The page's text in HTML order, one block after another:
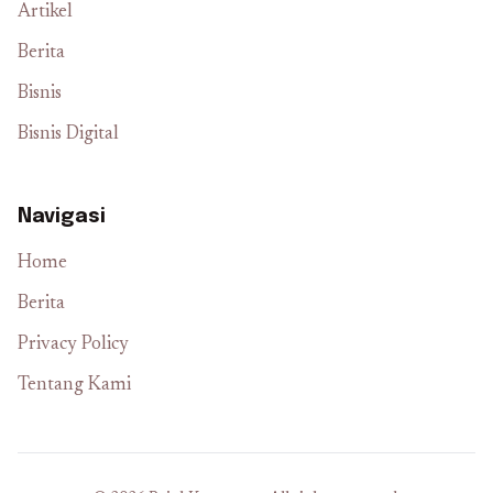
Artikel
Berita
Bisnis
Bisnis Digital
Navigasi
Home
Berita
Privacy Policy
Tentang Kami